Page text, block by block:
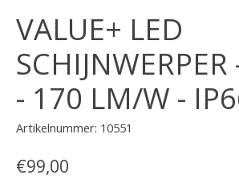
VALUE+ LED
- 170 LM/W -
Artikelnummer: 10551
€99,00